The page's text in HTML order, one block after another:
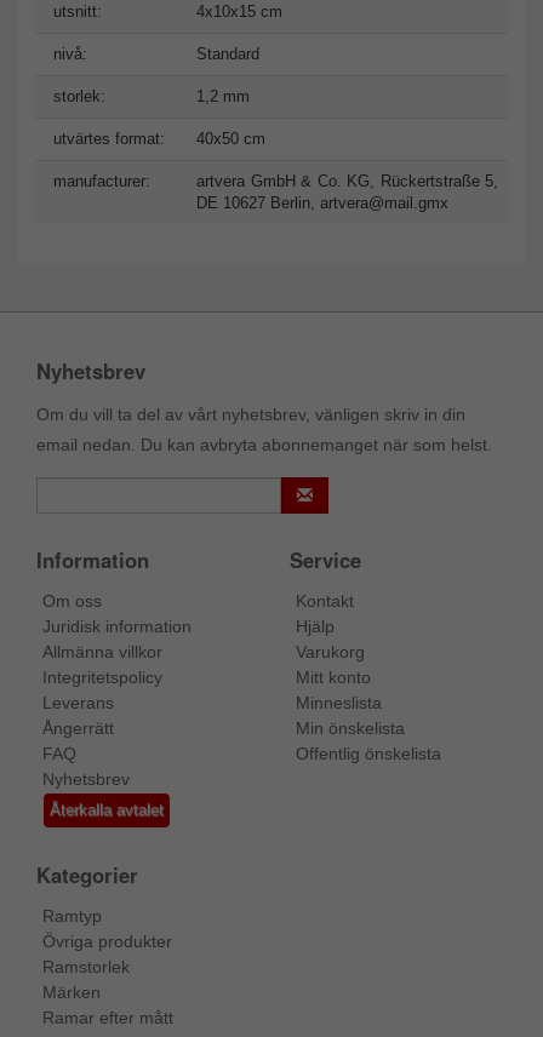
utsnitt: 4x10x15 cm
nivå: Standard
storlek: 1,2 mm
utvärtes format: 40x50 cm
manufacturer:
artvera GmbH & Co. KG, Rückertstraße 5,
DE 10627 Berlin, artvera@mail.gmx
Nyhetsbrev
Om du vill ta del av vårt nyhetsbrev, vänligen skriv in din
email nedan. Du kan avbryta abonnemanget när som helst.
Information
Om oss
Juridisk information
Allmänna villkor
Integritetspolicy
Leverans
Ångerrätt
FAQ
Nyhetsbrev
Återkalla avtalet
Service
Kontakt
Hjälp
Varukorg
Mitt konto
Minneslista
Min önskelista
Offentlig önskelista
Kategorier
Ramtyp
Övriga produkter
Ramstorlek
Märken
Ramar efter mått